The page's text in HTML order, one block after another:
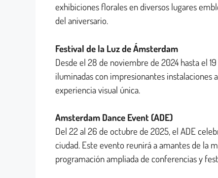
exhibiciones florales en diversos lugares
del aniversario.
Festival de la Luz de Ámsterdam
Desde el 28 de noviembre de 2024 hasta el
iluminadas con impresionantes instalaciones
experiencia visual única.
Amsterdam Dance Event (ADE)
Del 22 al 26 de octubre de 2025, el ADE
ciudad. Este evento reunirá a amantes de la
programación ampliada de conferencias y